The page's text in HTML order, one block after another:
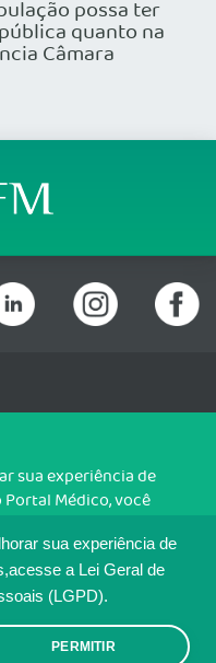
sua experiência de
a Lei Geral de
(LGPD).
PERMITIR
possa ter
quanto na
Câmara
DF - CEP: 70200-760 -
DE
sua experiência de
Médico, você
isso é feito, acesse
clique em ACEITO.